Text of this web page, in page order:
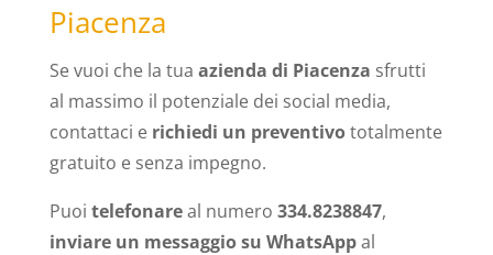
Piacenza
Se vuoi che la tua azienda di Piacenza sfrutti
al massimo il potenziale dei social media,
contattaci e richiedi un preventivototalmente
gratuito e senza impegno.
Puoi telefonareal numero 334.8238847,
inviare un messaggio su WhatsAppal